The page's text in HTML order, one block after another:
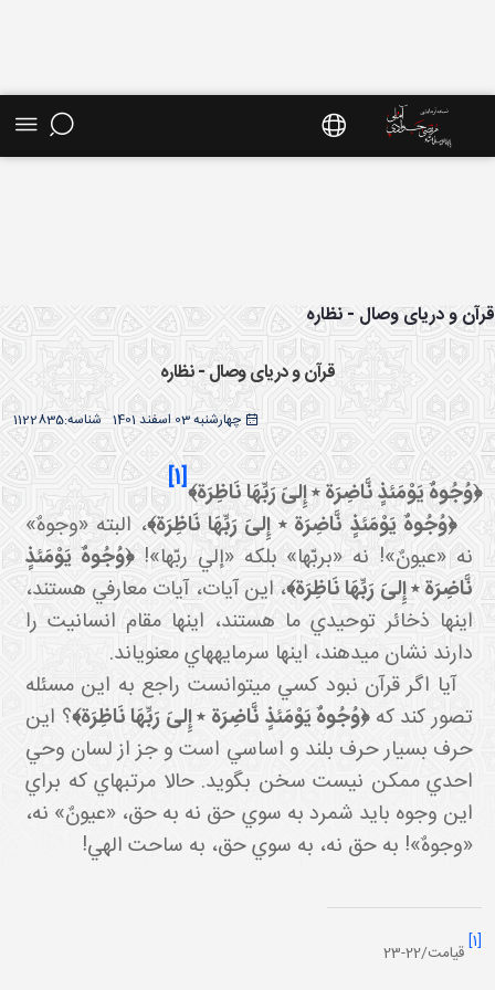
موضوعی - سایت استاد مرتضی جوادی آملی
و دریای وصال - نظاره
قرآن و دریای وصال - نظاره
چهارشنبه 03 اسفند 1401 1122835شناسه:
﴿وُجُوهٌ يَوْمَئذٍ نَّاضِرَة ٭ إِلىَ‏ رَبِّهَا نَاظِرَة﴾[1]
﴿وُجُوهٌ يَوْمَئذٍ نَّاضِرَة ٭ إِلىَ‏ رَبِّهَا نَاظِرَة﴾، البته «وجوهٌ»
نه «عيونٌ»! نه «بربّها» بلکه «إلي ربّها»!﴿وُجُوهٌ يَوْمَئذٍ
نَّاضِرَة ٭ إِلىَ‏ رَبِّهَا نَاظِرَة﴾، اين آيات، آيات معارفي هستند،
اينها ذخائر توحيدي ما هستند، اينها مقام انسانيت را
دارند نشان مي دهند، اينها سرمايه هاي معنوي اند.
آيا اگر قرآن نبود کسي مي توانست راجع به اين مسئله
تصور کند که﴿وُجُوهٌ يَوْمَئذٍ نَّاضِرَة ٭ إِلىَ‏ رَبِّهَا نَاظِرَة﴾؟ اين
حرف بسيار حرف بلند و اساسي است و جز از لسان وحي
احدي ممکن نيست سخن بگويد. حالا مرتبه اي که براي
اين وجوه بايد شمرد به سوي حق نه به حق، «عيونٌ» نه،
«وجوهٌ»! به حق نه، به سوي حق، به ساحت الهي!
قیامت/22-23